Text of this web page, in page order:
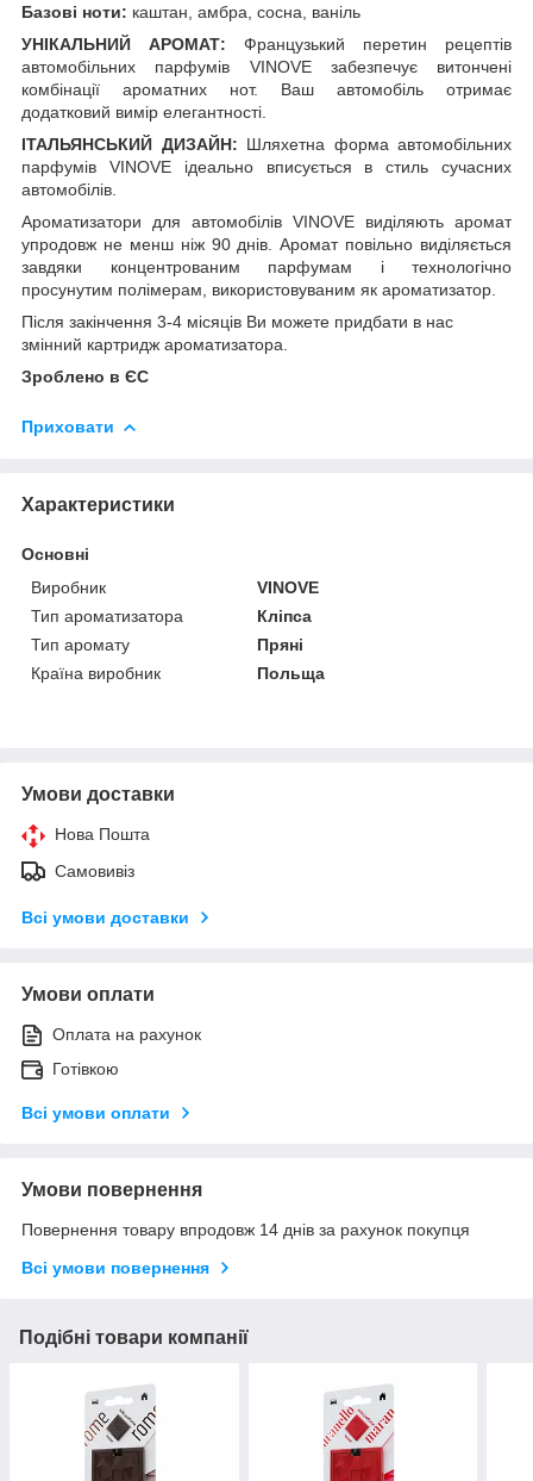
Базові ноти: каштан, амбра, сосна, ваніль
УНІКАЛЬНИЙ АРОМАТ: Французький перетин рецептів
автомобільних парфумів VINOVE забезпечує витончені
комбінації ароматних нот. Ваш автомобіль отримає
додатковий вимір елегантності.
ІТАЛЬЯНСЬКИЙ ДИЗАЙН: Шляхетна форма автомобільних
парфумів VINOVE ідеально вписується в стиль сучасних
автомобілів.
Ароматизатори для автомобілів VINOVE виділяють аромат
упродовж не менш ніж 90 днів. Аромат повільно виділяється
завдяки концентрованим парфумам і технологічно
просунутим полімерам, використовуваним як ароматизатор.
Після закінчення 3-4 місяців Ви можете придбати в нас
змінний картридж ароматизатора.
Зроблено в ЄС
Приховати
Характеристики
Основні
Виробник
VINOVE
Тип ароматизатора
Кліпса
Тип аромату
Пряні
Країна виробник
Польща
Умови доставки
Нова Пошта
Самовивіз
Всі умови доставки
Умови оплати
Оплата на рахунок
Готівкою
Всі умови оплати
Умови повернення
Повернення товару впродовж 14 днів за рахунок покупця
Всі умови повернення
Подібні товари компанії